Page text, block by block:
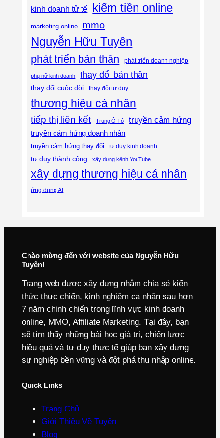
kinh doanh tử tế kiếm tiền online
marketing online mmo
Nguyễn Hữu Tuyên
phát triển bản thân phát triển doanh nghiệp
phụ nữ kinh doanh thay đổi bản thân
thay đổi cuộc đời thay đổi tư duy
thương hiệu cá nhân
tiếp thị liên kết Trung Ô Tô truyền cảm hứng
truyền cảm hứng doanh nhân
truyền cảm hứng thay đổi tư duy kinh doanh
tư duy thành công xây dựng kênh YouTube
xây dựng thương hiệu cá nhân
ứng dụng AI
Chào mừng đến với website của Nguyễn Hữu
Tuyên!
Trang web được xây dựng nhằm chia sẻ kiến
thức thực chiến, kinh nghiệm cá nhân sau hơn
7 năm chinh chiến trong lĩnh vực kinh doanh
online, MMO, Affiliate Marketing. Tại đây, bạn
sẽ tìm thấy những bài học giá trị, chiến lược
hiệu quả và tư duy thực tế giúp bạn xây dựng
sự nghiệp bền vững và đột phá thu nhập online.
Quick Links
Trang Chủ
Giới Thiệu Về Tuyên
Blog